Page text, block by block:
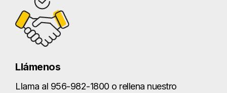
Llámenos
Llama al 956-982-1800 o rellena nuestro